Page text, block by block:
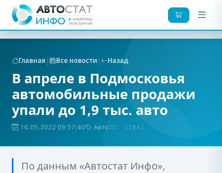
Главная | Все новости| Назад
В апреле в Подмосковья
автомобильные продажи
упали до 1,9 тыс. авто
16.05.2022 09:57:40 АвтоID: 11041
По данным «Автостат Инфо»,